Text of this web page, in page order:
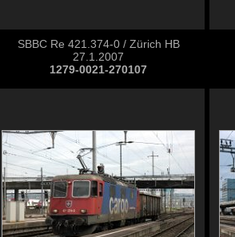
SBBC Re 421.374-0 / Zürich HB
27.1.2007
1279-0021-270107